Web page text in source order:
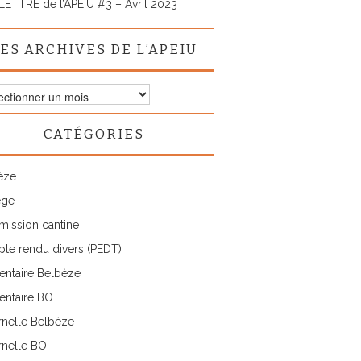
de l’APEIU #3 – Avril 2023
ARCHIVES DE L’APEIU
CATÉGORIES
cantine
rendu divers (PEDT)
Belbèze
BO
Belbèze
BO